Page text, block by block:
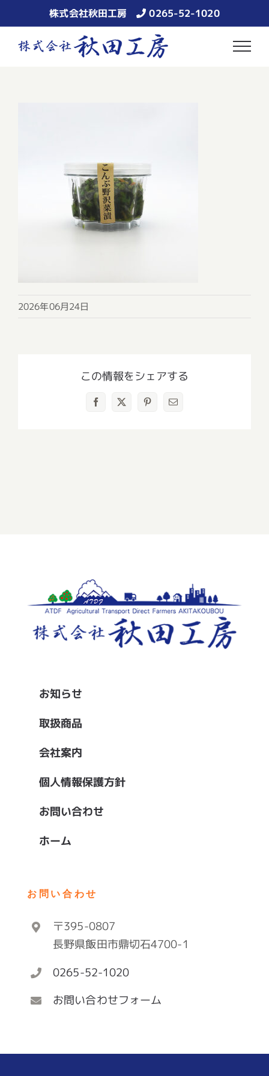
to
content
株式会社秋田工房 0265-52-1020
2026年06月24日
この情報をシェアする
Facebook
X Pinterest
電
お知らせ
取扱商品
会社案内
個人情報保護方針
お問い合わせ
ホーム
お問い合わせ
〒395-0807
長野県飯田市鼎切石4700-1
0265-52-1020
お問い合わせフォーム